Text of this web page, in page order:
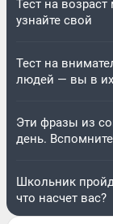
Тест на возраст
узнайте свой
Тест на
людей — вы в
Эти фразы из
день.
Школьник
что насчет вас?